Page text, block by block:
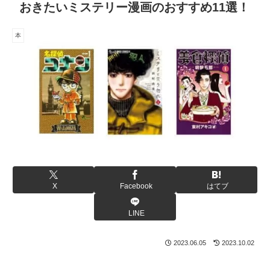
おきたいミステリー漫画のおすすめ11選！
本
X Facebook はてブ
LINE
2023.06.05 2023.10.02